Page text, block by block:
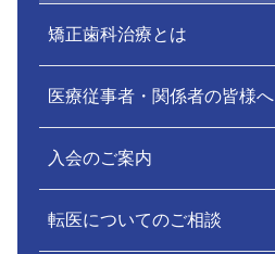
矯正歯科治療とは
医療従事者・関係者の皆様へ
入会のご案内
転医についてのご相談